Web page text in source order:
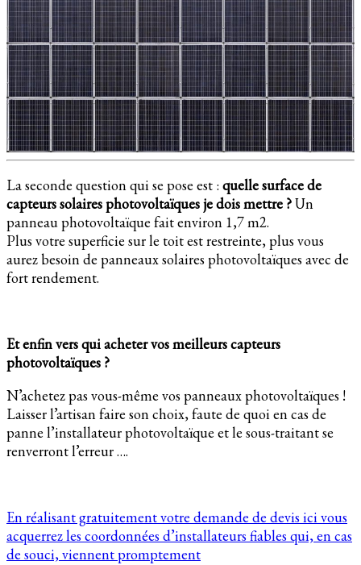
La seconde question qui se pose est : quelle surface de
capteurs solaires photovoltaïques je dois mettre ?Un
panneau photovoltaïque fait environ 1,7 m2.
Plus votre superficie sur le toit est restreinte, plus vous
aurez besoin de panneaux solaires photovoltaïques avec de
fort rendement.
Et enfin vers qui acheter vos meilleurs capteurs
photovoltaïques ?
N’achetez pas vous-même vos panneaux photovoltaïques !
Laisser l’artisan faire son choix, faute de quoi en cas de
panne l’installateur photovoltaïque et le sous-traitant se
renverront l’erreur ….
En réalisant gratuitement votre demande de devis ici vous
acquerrez les coordonnées d’installateurs fiables qui, en cas
de souci, viennent promptement